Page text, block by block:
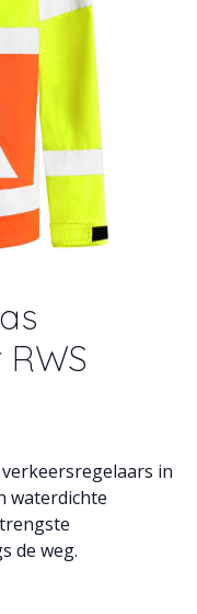
in
waterdichte
de weg.